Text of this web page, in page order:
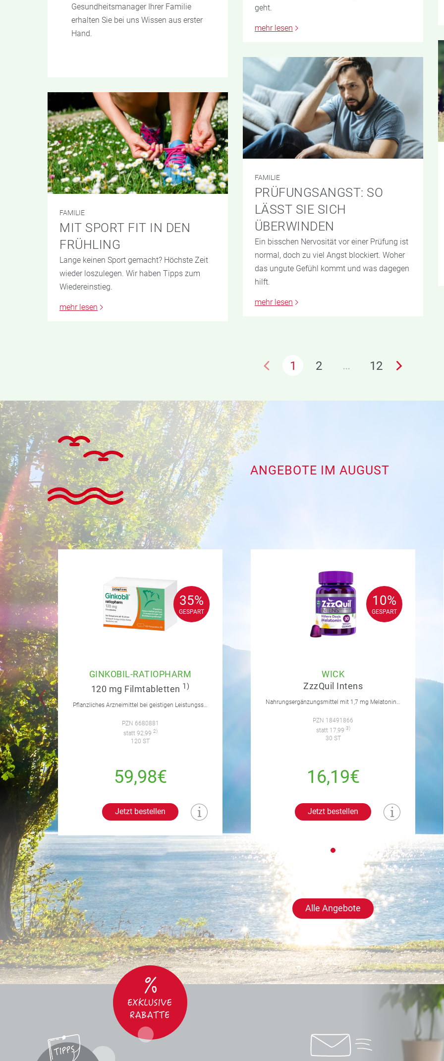
Gesundheitsmanager Ihrer Familie
erhalten Sie bei uns Wissen aus erster
Hand.
geht.
mehr lesen
FAMILIE
PRÜFUNGSANGST: SO
LÄSST SIE SICH
ÜBERWINDEN
Ein bisschen Nervosität vor einer Prüfung ist
normal, doch zu viel Angst blockiert. Woher
das ungute Gefühl kommt und was dagegen
hilft.
mehr lesen
FAMILIE
MIT SPORT FIT IN DEN
FRÜHLING
Lange keinen Sport gemacht? Höchste Zeit
wieder loszulegen. Wir haben Tipps zum
Wiedereinstieg.
mehr lesen
1 2 … 12
ANGEBOTE IM AUGUST
35%
GESPART
35%
GESPART
GINKOBIL-RATIOPHARM
120 mg Filmtabletten 1)
Pflanzliches Arzneimittel bei geistigen Leistungsstörungen und Durchblutungsstörungen.
PZN 6680881
statt 92,99 2)
120 ST
59,98€
Jetzt bestellen
10%
GESPART
10%
GESPART
WICK
ZzzQuil Intens
Nahrungsergänzungsmittel mit 1,7 mg Melatonin, Vitamin B6, Kamille, Lavendel und Baldrian. Mit natürlichem Waldfruchtgeschmack.
PZN 18491866
statt 17,99 3)
30 ST
16,19€
Jetzt bestellen
Alle Angebote